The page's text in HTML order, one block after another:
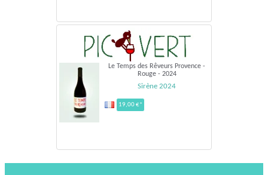
Le Temps des Rêveurs Provence -
Rouge - 2024
Sirène 2024
19,00 €*